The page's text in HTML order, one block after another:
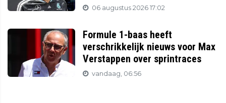
06 augustus 2026 17:02
Formule 1-baas heeft
verschrikkelijk nieuws voor Max
Verstappen over sprintraces
vandaag, 06:56